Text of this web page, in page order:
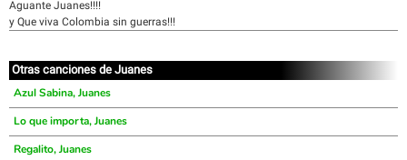
Aguante Juanes!!!!
y Que viva Colombia sin guerras!!!
Otras canciones de Juanes
Azul Sabina, Juanes
Lo que importa, Juanes
Regalito, Juanes